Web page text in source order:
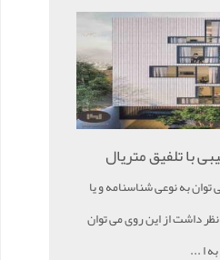
با تلفیق متریال
به نوعی شناسنامه و یا
داشت از این روی می توان
به ا ...